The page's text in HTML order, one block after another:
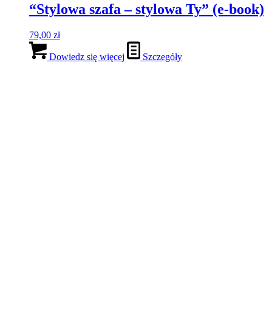
“Stylowa szafa – stylowa Ty” (e-book)
79,00 zł
Dowiedz się więcej Szczegóły